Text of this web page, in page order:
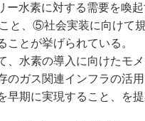
ー水素に対する需要を喚
と、⑤社会実装に向けて
ことが挙げられている。
水素の導入に向けたモ
のガス関連インフラの活
早期に実現すること、を提